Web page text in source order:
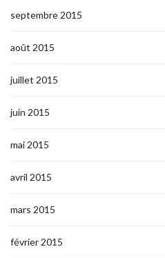
septembre 2015
août 2015
juillet 2015
juin 2015
mai 2015
avril 2015
mars 2015
février 2015